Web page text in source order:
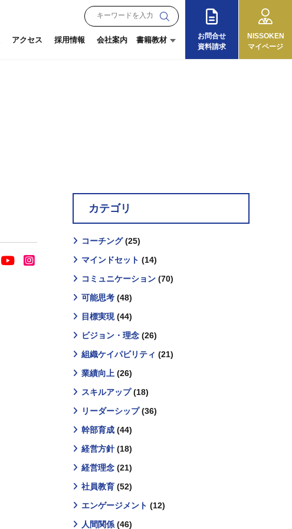
アクセス 採用情報 会社案内 書籍教材
月刊『理念と経営』
オンラインショップ
お問合せ
資料請求
NISSOKEN
マイページ
カテゴリ
コーチング(25)
マインドセット (14)
コミュニケーション (70)
可能思考 (48)
目標実現(44)
ビジョン・理念 (26)
組織ケイパビリティ (21)
業績向上 (26)
スキルアップ(18)
リーダーシップ(36)
幹部育成 (44)
経営方針(18)
経営理念 (21)
社員教育 (52)
エンゲージメント (12)
人間関係 (46)